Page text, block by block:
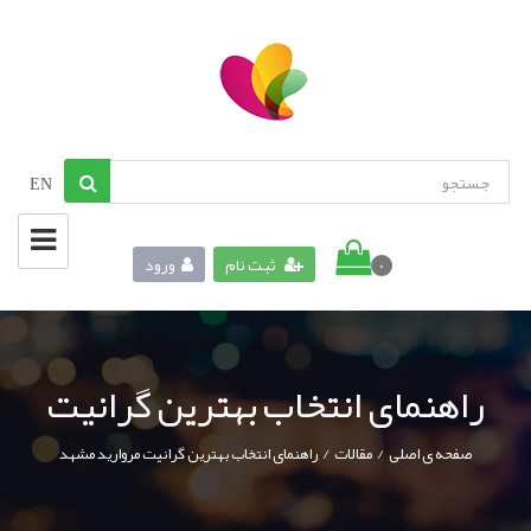
EN
ورود ثبت نام 0
راهنمای انتخاب بهترین گرانیت
صفحه ی اصلی/مقالات/راهنمای انتخاب بهترین گرانیت مروارید مشهد